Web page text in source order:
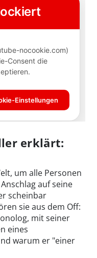
erklärt:
um alle Personen
auf seine
scheinbar
sie aus dem Off:
mit seiner
eines
warum er "einer